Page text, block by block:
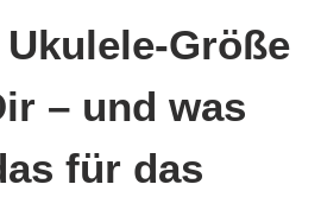
Größe
– und was
für das